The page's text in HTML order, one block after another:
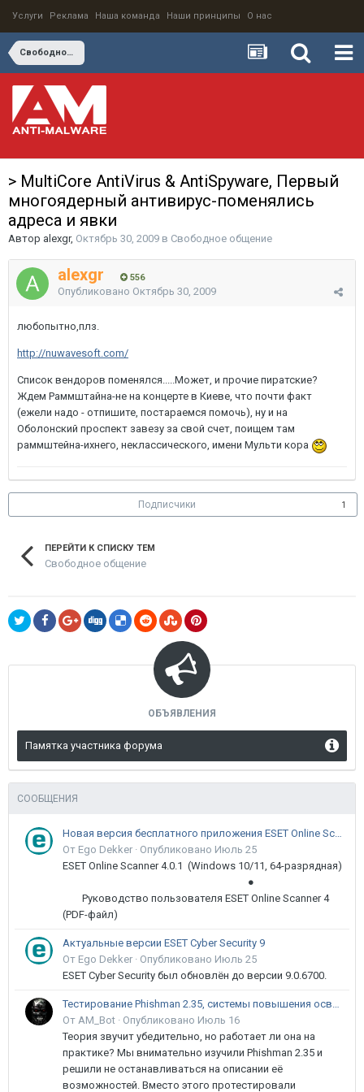
Услуги Реклама Наша команда Наши принципы О нас
Свободное общение
> MultiСore AntiVirus & AntiSpyware, Первый
многоядерный антивирус-поменялись
адреса и явки
Автор alexgr, Октябрь 30, 2009 в Свободное общение
alexgr 556
Опубликовано Октябрь 30, 2009
любопытно,плз.
http://nuwavesoft.com/
Список вендоров поменялся.....Может, и прочие пиратские?
Ждем Раммштайна-не на концерте в Киеве, что почти факт
(ежели надо - отпишите, постараемся помочь), ну и на
Оболонский проспект завезу за свой счет, поищем там
раммштейна-ихнего, неклассического, имени Мульти кора
Подписчики 1
ПЕРЕЙТИ К СПИСКУ ТЕМ
Свободное общение
ОБЪЯВЛЕНИЯ
Памятка участника форума
СООБЩЕНИЯ
Новая версия бесплатного приложения ESET Online Scanner доступна пользователям
От Ego Dekker · Опубликовано Июль 25
ESET Online Scanner 4.0.1 (Windows 10/11, 64-разрядная)
●
Руководство пользователя ESET Online Scanner 4
(PDF-файл)
Актуальные версии ESET Cyber Security 9
От Ego Dekker · Опубликовано Июль 25
ESET Cyber Security был обновлён до версии 9.0.6700.
Тестирование Phishman 2.35, системы повышения осведомлённости пользователей в сфере ИБ
От AM_Bot · Опубликовано Июль 16
Теория звучит убедительно, но работает ли она на
практике? Мы внимательно изучили Phishman 2.35 и
решили не останавливаться на описании её
возможностей. Вместо этого протестировали